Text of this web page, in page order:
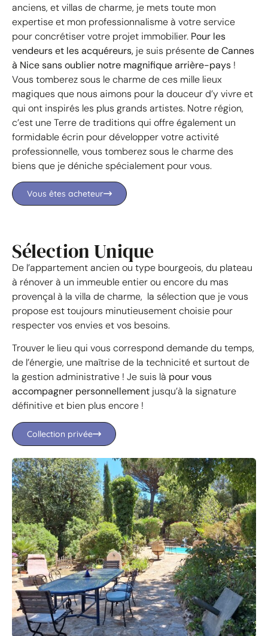
anciens, et villas de charme, je mets toute mon
expertise et mon professionnalisme à votre service
pour concrétiser votre projet immobilier. Pour les
vendeurs et les acquéreurs, je suis présentede Cannes
à Nice sans oublier notre magnifique arrière-pays !
Vous tomberez sous le charme de ces mille lieux
magiques que nous aimons pour la douceur d’y vivre et
qui ont inspirés les plus grands artistes. Notre région,
c’est une Terre de traditions qui offre également un
formidable écrin pour développer votre activité
professionnelle, vous tomberez sous le charme des
biens que je déniche spécialement pour vous.
Vous êtes acheteur
Sélection Unique
De l’appartement ancien ou type bourgeois, du plateau
à rénover à un immeuble entier ou encore du mas
provençal à la villa de charme, la sélection que je vous
propose est toujours minutieusement choisie pour
respecter vos envies et vos besoins.
Trouver le lieu qui vous correspond demande du temps,
de l’énergie, une maîtrise de la technicité et surtout de
la gestion administrative ! Je suis là pour vous
accompagner personnellement jusqu’à la signature
définitive et bien plus encore !
Collection privée